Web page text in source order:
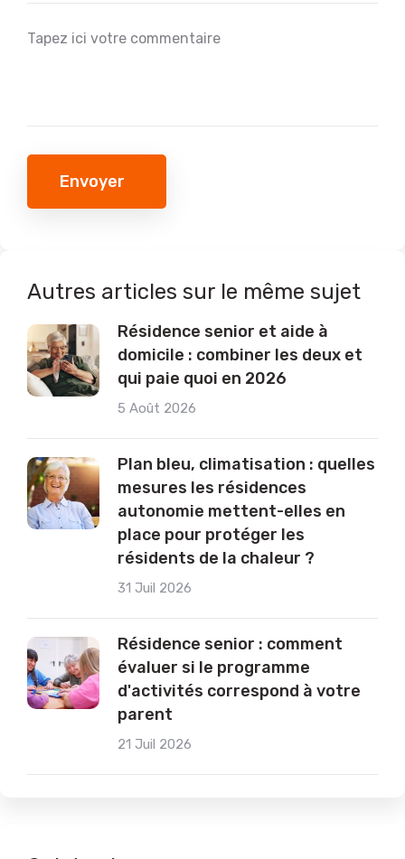
Envoyer
Autres articles sur le même sujet
Résidence senior et aide à
domicile : combiner les deux et
qui paie quoi en 2026
5 Août 2026
Plan bleu, climatisation : quelles
mesures les résidences
autonomie mettent-elles en
place pour protéger les
résidents de la chaleur ?
31 Juil 2026
Résidence senior : comment
évaluer si le programme
d'activités correspond à votre
parent
21 Juil 2026